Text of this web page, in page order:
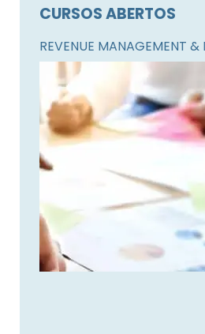
CURSOS ABERTOS
REVENUE MANAGEMENT